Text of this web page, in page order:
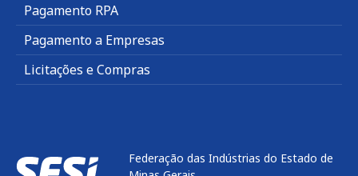
Pagamento RPA
Pagamento a Empresas
Licitações e Compras
Federação das Indústrias do Estado de